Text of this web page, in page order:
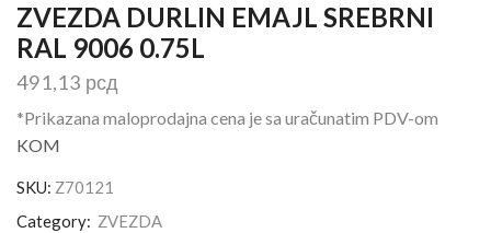
ZVEZDA DURLIN EMAJL SREBRNI
RAL 9006 0.75L
491,13 рсд
*Prikazana maloprodajna cena je sa uračunatim PDV-om
KOM
SKU: Z70121
Category: ZVEZDA